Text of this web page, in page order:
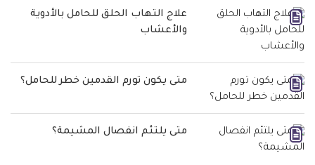
علاج التهاب الحلق للحامل بالأدوية
والأعشاب
متى يكون تورم القدمين خطر للحامل؟
متى يلتئم انفصال المشيمة؟